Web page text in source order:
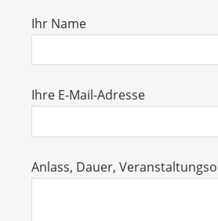
Ihr Name
Ihre E-Mail-Adresse
Anlass, Dauer,